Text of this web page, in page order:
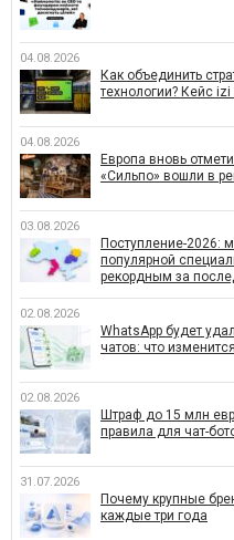
04.08.2026
Как объединить
технологии? Кейс izi
04.08.2026
Европа вновь
«Сильпо» вошли в
03.08.2026
Поступление-2026:
популярной
рекордным за
02.08.2026
WhatsApp будет
чатов: что
02.08.2026
Штраф до 15 млн
правила для чат-
31.07.2026
Почему крупные
каждые три года